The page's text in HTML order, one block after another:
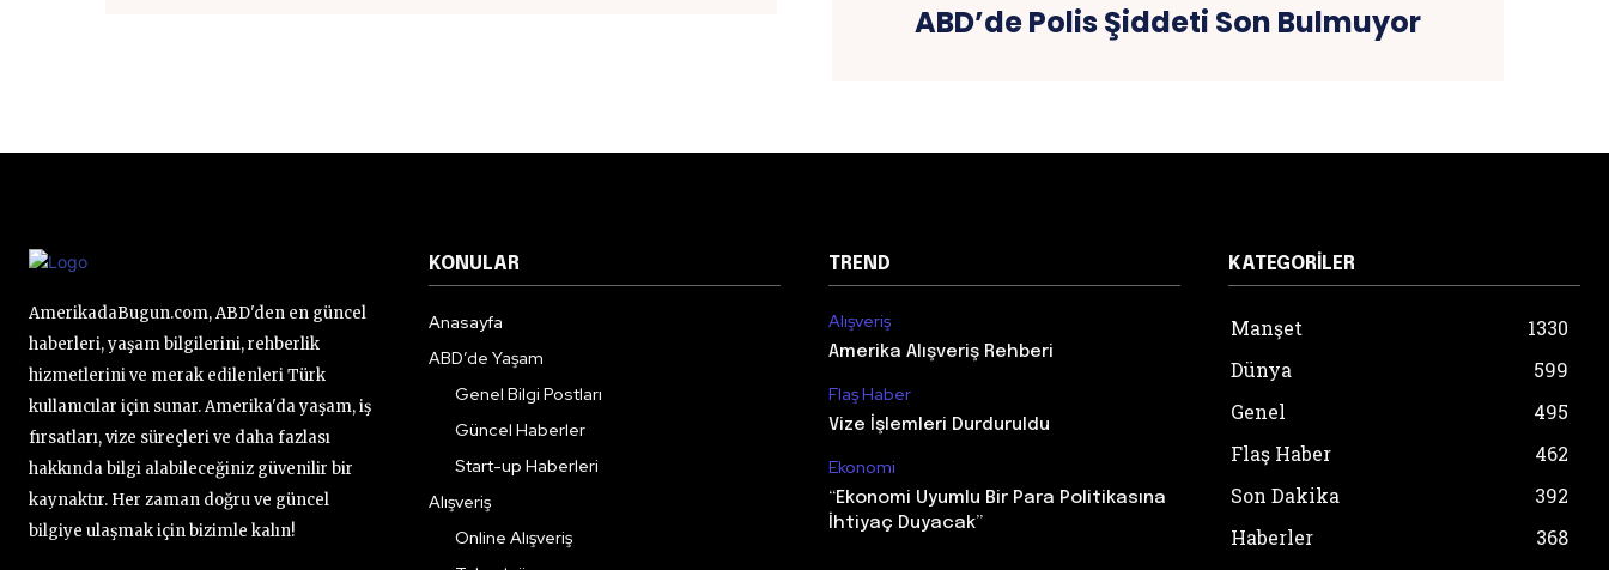
ABD’de Polis Şiddeti Son Bulmuyor
AmerikadaBugun.com, ABD'den en güncel
haberleri, yaşam bilgilerini, rehberlik
hizmetlerini ve merak edilenleri Türk
kullanıcılar için sunar. Amerika'da yaşam, iş
fırsatları, vize süreçleri ve daha fazlası
hakkında bilgi alabileceğiniz güvenilir bir
kaynaktır. Her zaman doğru ve güncel
bilgiye ulaşmak için bizimle kalın!
KONULAR
Anasayfa
ABD’de Yaşam
Genel Bilgi Postları
Güncel Haberler
Start-up Haberleri
Alışveriş
Online Alışveriş
TREND
Alışveriş
Amerika Alışveriş Rehberi
Flaş Haber
Vize İşlemleri Durduruldu
Ekonomi
“Ekonomi Uyumlu Bir Para Politikasına
İhtiyaç Duyacak”
KATEGORILER
Manşet
1330
Dünya
599
Genel
495
Flaş Haber
462
Son Dakika
392
Haberler
368